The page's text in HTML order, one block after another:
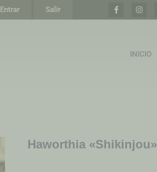
Entrar Salir
INICIO
Haworthia «Shikinjou»